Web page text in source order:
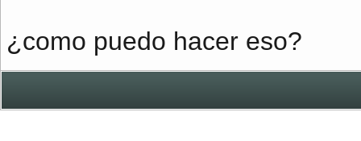
¿como puedo hacer eso?